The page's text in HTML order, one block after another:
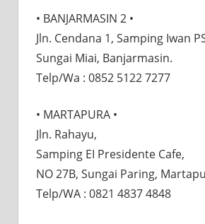
• BANJARMASIN 2 •
Jln. Cendana 1, Samping Iwan
Sungai Miai, Banjarmasin.
Telp/Wa : 0852 5122 7277
• MARTAPURA •⠀⠀
Jln. Rahayu,⠀⠀
Samping EI Presidente Cafe,⠀⠀
NO 27B, Sungai Paring,
Telp/WA : 0821 4837 4848⠀